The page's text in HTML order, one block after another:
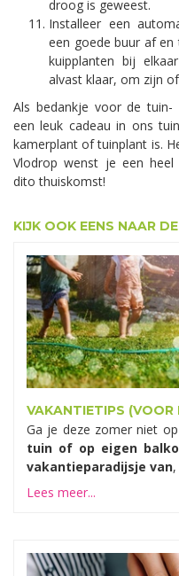
droog is geweest.
Installeer een
een goede buur af
kuipplanten bij
alvast klaar, om zijn
Als bedankje voor de
een leuk cadeau in ons
kamerplant of tuinplant is.
Vlodrop wenst je een
dito thuiskomst!
KIJK OOK EENS NAAR
VAKANTIETIPS (VOOR
Ga je deze zomer niet
tuin of op eigen
vakantieparadijsje van
Lees meer...